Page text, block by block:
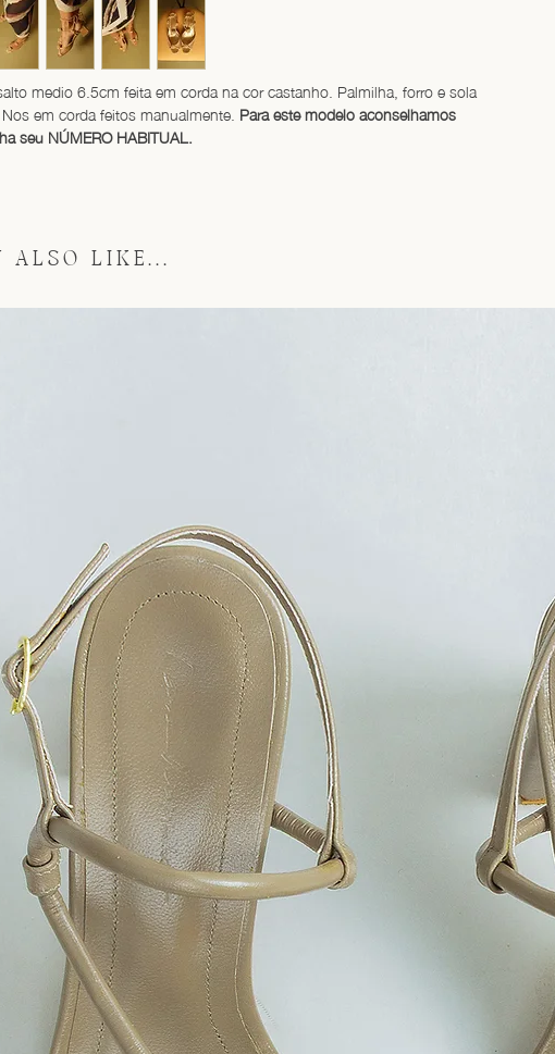
medio 6.5cm feita em corda na cor castanho. Palmilha, forro e sola
em corda feitos manualmente. Para este modelo aconselhamos
seu NÚMERO HABITUAL.
ALSO LIKE...